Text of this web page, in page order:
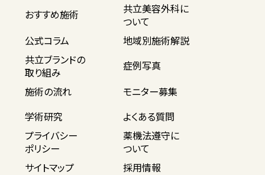
おすすめ施術
共立美容外科に
ついて
公式コラム
地域別施術解説
共立ブランドの
取り組み
症例写真
施術の流れ
モニター募集
学術研究
よくある質問
プライバシー
ポリシー
薬機法遵守に
ついて
サイトマップ
採用情報